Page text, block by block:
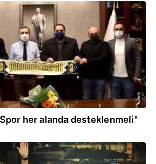
her alanda desteklenmeli"